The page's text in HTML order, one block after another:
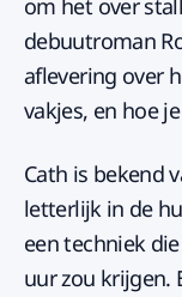
om het over
debuutroman
aflevering over
vakjes, en hoe
Cath is bekend
letterlijk in de
een techniek
uur zou krijgen.